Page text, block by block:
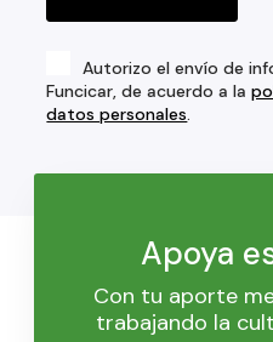
Autorizo el envío de
Funcicar, de acuerdo a la
datos personales.
Apoya
Con tu aporte
trabajando la